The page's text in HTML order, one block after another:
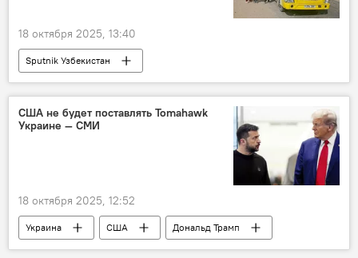
18 октября 2025, 13:40
Sputnik Узбекистан
США не будет поставлять Tomahawk
Украине — СМИ
18 октября 2025, 12:52
Украина США
Дональд Трамп
Владимир Зеленский
Россия